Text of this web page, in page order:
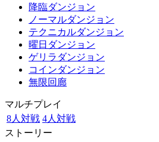
降臨ダンジョン
ノーマルダンジョン
テクニカルダンジョン
曜日ダンジョン
ゲリラダンジョン
コインダンジョン
無限回廊
マルチプレイ
8人対戦 4人対戦
ストーリー